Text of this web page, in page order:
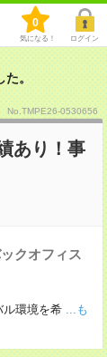
0
気になる！ ログイン
。
No.TMPE26-0530656
あり！事
クオフィス
ル環境を希 ...も